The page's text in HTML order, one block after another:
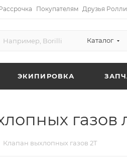
Покупателям Друзья
Каталог
ЭКИПИРОВКА
газов
Клапан выхлопных газов 2Т